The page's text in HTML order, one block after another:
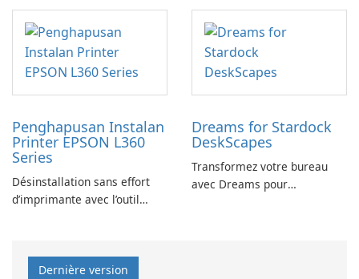
Penghapusan Instalan
Printer EPSON L360
Series
Désinstallation sans effort
d’imprimante avec l’outil
Dreams for Stardock
DeskScapes
Transformez votre bureau
avec Dreams pour
Dernière version